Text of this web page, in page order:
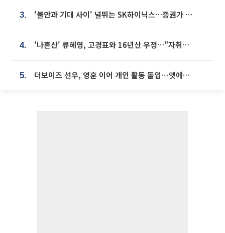
3. '불안과 기대 사이' 널뛰는 SK하이닉스…증권가 "HBM4·LTA 기반 펀터멘털 견고"
4. '나혼산' 류혜영, 고경표와 16년산 우정…"자취방서 부모님과 마주쳐"
5. 더보이즈 선우, 영훈 이어 개인 활동 돌입⋯앳에어리어와 전속계약